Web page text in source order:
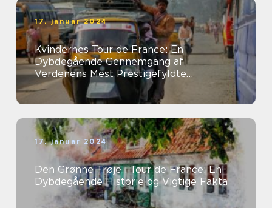
17. januar 2024
Kvindernes Tour de France: En
Dybdegående Gennemgang af
Verdenens Mest Prestigefyldte
Kvindelige Cykelløb
17. januar 2024
Den Grønne Trøje i Tour de France: En
Dybdegående Historie og Vigtige Fakta